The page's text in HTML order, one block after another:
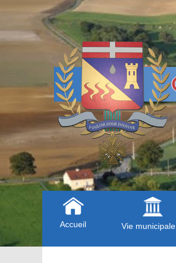
Accueil Vie municipale